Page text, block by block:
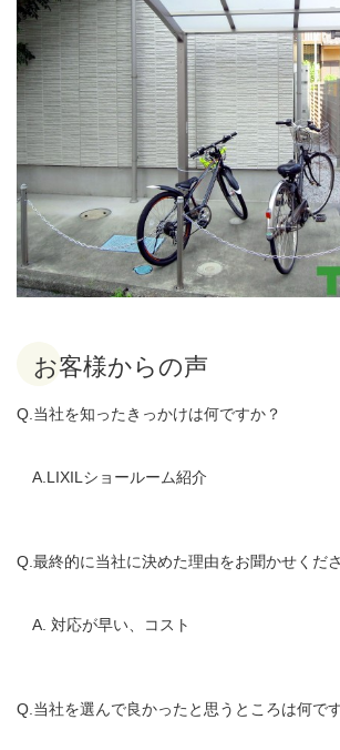
お客様からの声
Q.当社を知ったきっかけは何ですか？
A.LIXILショールーム紹介
Q.最終的に当社に決めた理由をお聞かせくださ
A. 対応が早い、コスト
Q.当社を選んで良かったと思うところは何で